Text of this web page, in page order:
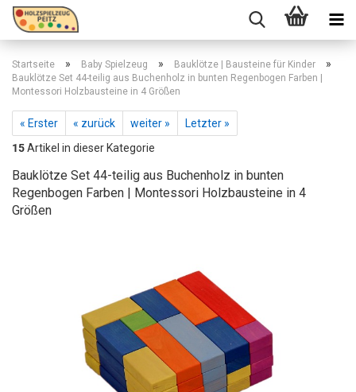
Startseite » Baby Spielzeug » Bauklötze | Bausteine für Kinder »
Bauklötze Set 44-teilig aus Buchenholz in bunten Regenbogen Farben |
Montessori Holzbausteine in 4 Größen
« Erster « zurück weiter »
Letzter »
15Artikel in dieser Kategorie
Bauklötze Set 44-teilig aus Buchenholz in bunten
Regenbogen Farben | Montessori Holzbausteine in 4
Größen